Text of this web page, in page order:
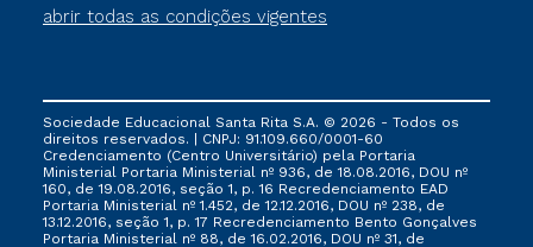
abrir todas as condições vigentes
que ainda não tenham efetivado e/ou não tenham
cancelado ou trancado sua matrícula em uma das
FIES, Prouni e outros programas governamentais, e
não se acumula com nenhuma outra campanha
ofertada pela Instituição.
Sociedade Educacional Santa Rita S.A. © 2026 - Todos os
direitos reservados. | CNPJ: 91.109.660/0001-60
Credenciamento (Centro Universitário) pela Portaria
Ministerial Portaria Ministerial nº 936, de 18.08.2016, DOU nº
160, de 19.08.2016, seção 1, p. 16 Recredenciamento EAD
Portaria Ministerial nº 1.452, de 12.12.2016, DOU nº 238, de
13.12.2016, seção 1, p. 17 Recredenciamento Bento Gonçalves
Portaria Ministerial nº 88, de 16.02.2016, DOU nº 31, de